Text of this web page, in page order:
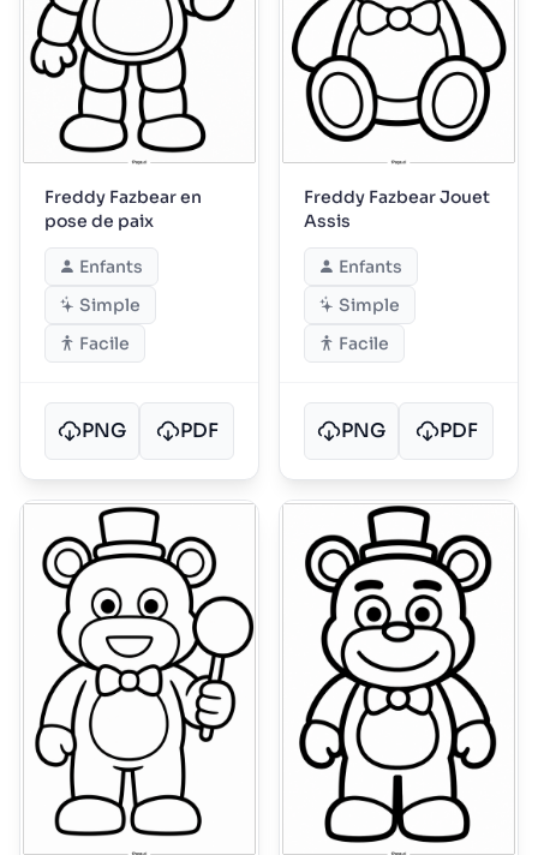
Freddy Fazbear en
pose de paix
Enfants
Simple
Facile
PNG PDF
Freddy Fazbear Jouet
Assis
Enfants
Simple
Facile
PNG PDF